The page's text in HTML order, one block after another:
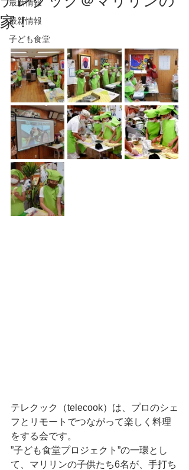
最新情報
最新情報
子ども食堂
家！
テレクック（telecook）は、プロのシェ
フとリモートでつながって楽しく料理
をする会です。
”子ども食堂プロジェクト”の一環とし
て、マリリンの子供たち6名が、手打ち